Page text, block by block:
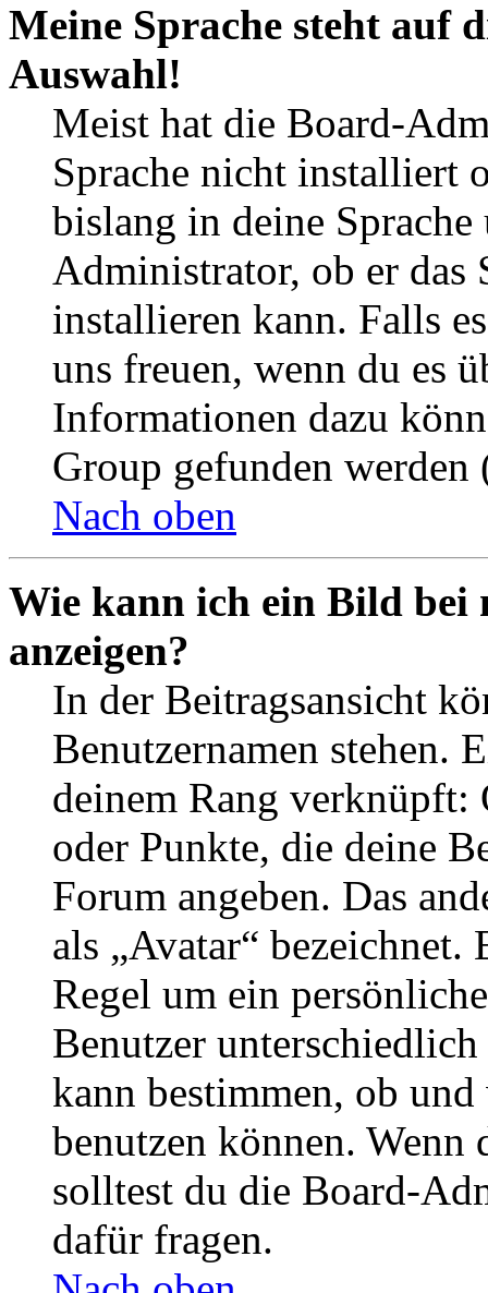
Meine Sprache steht auf
Auswahl!
Meist hat die Board-
Sprache nicht installiert
bislang in deine
Administrator, ob er das
installieren kann. Falls
uns freuen, wenn du es
Informationen dazu
Group gefunden
Nach oben
Wie kann ich ein Bild bei
anzeigen?
In der Beitragsansicht
Benutzernamen stehen.
deinem Rang verknüpft:
oder Punkte, die deine
Forum angeben. Das
als „Avatar“
Regel um ein
Benutzer
kann bestimmen, ob
benutzen können. Wenn
solltest du die Board-
dafür fragen.